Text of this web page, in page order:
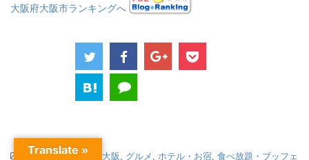
大阪府大阪市ランキングへ
“福娘みぽ”の祝うて大阪, グルメ, ホテル・お宿, 食べ放題・ブッフェ
Translate »